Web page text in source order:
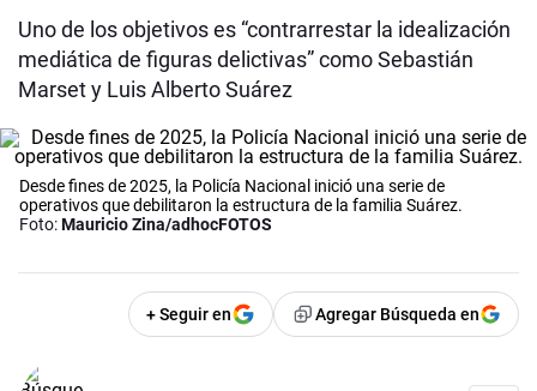
Uno de los objetivos es “contrarrestar la idealización
mediática de figuras delictivas” como Sebastián
Marset y Luis Alberto Suárez
Desde fines de 2025, la Policía Nacional inició una serie de
operativos que debilitaron la estructura de la familia Suárez.
Foto:Mauricio Zina/adhocFOTOS
+ Seguir en Agregar Búsqueda en